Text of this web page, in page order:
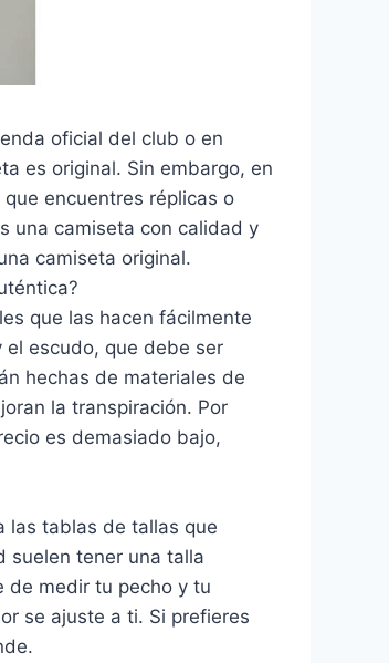
oficial del club o en
es original. Sin embargo, en
encuentres réplicas o
una camiseta con calidad y
camiseta original.
que las hacen fácilmente
escudo, que debe ser
hechas de materiales de
la transpiración. Por
es demasiado bajo,
las tablas de tallas que
suelen tener una talla
de medir tu pecho y tu
se ajuste a ti. Si prefieres